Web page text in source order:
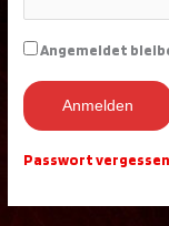
Angemeldet
Anmelden
Passwort